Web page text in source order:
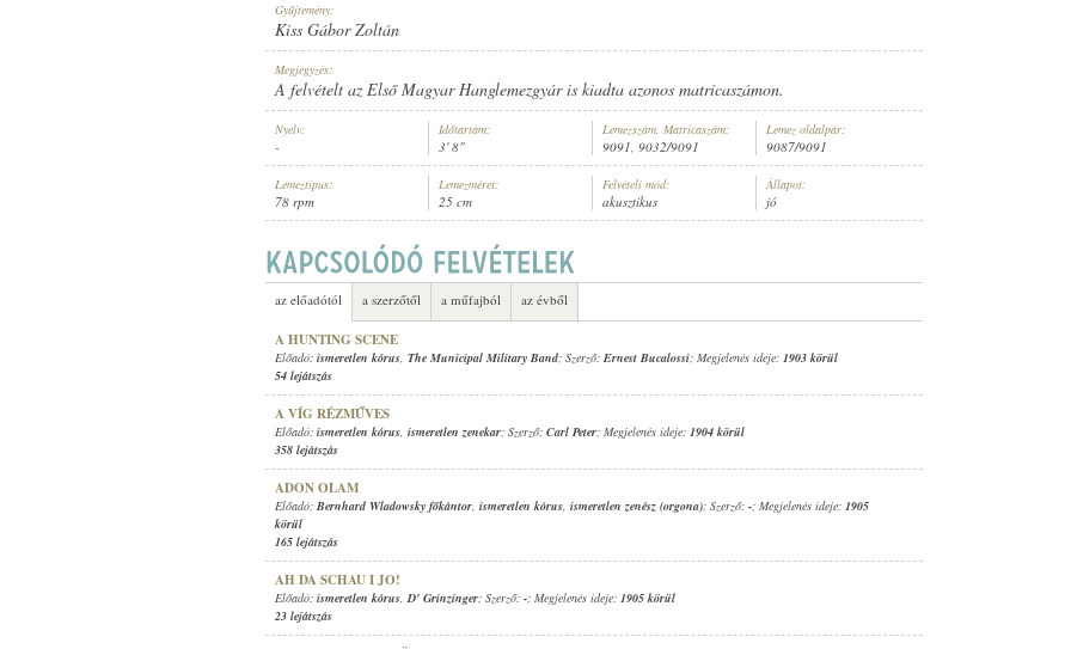
ISMERETLEN KÓRUS,SPECIAL ORCHESTER
LEMEZSZÁM:
Gyűjtemény:
Kiss Gábor Zoltán
Megjegyzés:
A felvételt az Első Magyar Hanglemezgyár is kiadta azonos matricaszámon.
Nyelv:
-
Időtartam:
3' 8"
Lemezszám, Matricaszám:
9091, 9032/9091
Lemez oldalpár:
9087/9091
Lemeztípus:
78 rpm
Lemezméret:
25 cm
Felvételi mód:
akusztikus
Állapot:
jó
az előadótól a szerzőtől a műfajból az évből
A HUNTING SCENE
Előadó: ismeretlen kórus, The Municipal Military Band; Szerző: Ernest Bucalossi; Megjelenés ideje: 1903 körül
54 lejátszás
A VÍG RÉZMŰVES
Előadó: ismeretlen kórus, ismeretlen zenekar; Szerző: Carl Peter; Megjelenés ideje: 1904 körül
358 lejátszás
ADON OLAM
Előadó: Bernhard Wladowsky főkántor, ismeretlen kórus, ismeretlen zenész (orgona); Szerző: -; Megjelenés ideje: 1905
körül
165 lejátszás
AH DA SCHAU I JO!
Előadó: ismeretlen kórus,D' Grinzinger; Szerző: -; Megjelenés ideje: 1905 körül
23 lejátszás